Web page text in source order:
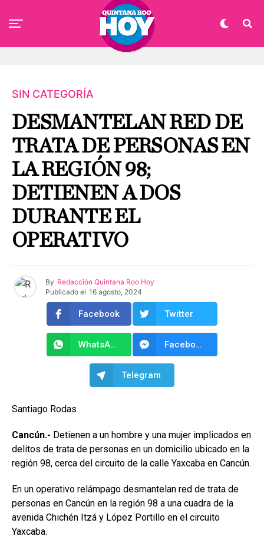
SIN CATEGORÍA
DESMANTELAN RED DE
TRATA DE PERSONAS EN
LA REGIÓN 98;
DETIENEN A DOS
DURANTE EL
OPERATIVO
By Redacción Quintana Roo Hoy
Publicado el 16 agosto, 2024
Facebook Twitter
WhatsApp Facebook Messenger
Telegram
Santiago Rodas
Cancún.- Detienen a un hombre y una mujer implicados en
delitos de trata de personas en un domicilio ubicado en la
región 98, cerca del circuito de la calle Yaxcaba en Cancún.
En un operativo relámpago desmantelan red de trata de
personas en Cancún en la región 98 a una cuadra de la
avenida Chichén Itzá y López Portillo en el circuito
Yaxcaba.